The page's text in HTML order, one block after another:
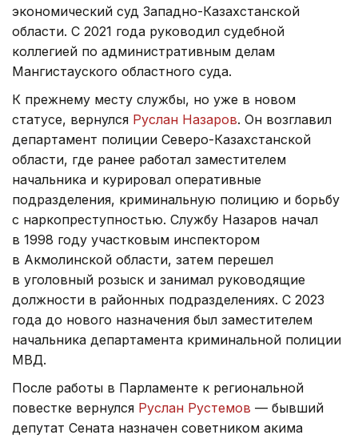
экономический суд Западно-Казахстанской
области. С 2021 года руководил судебной
коллегией по административным делам
Мангистауского областного суда.
К прежнему месту службы, но уже в новом
статусе, вернулся Руслан Назаров. Он возглавил
департамент полиции Северо-Казахстанской
области, где ранее работал заместителем
начальника и курировал оперативные
подразделения, криминальную полицию и борьбу
с наркопреступностью. Службу Назаров начал
в 1998 году участковым инспектором
в Акмолинской области, затем перешел
в уголовный розыск и занимал руководящие
должности в районных подразделениях. С 2023
года до нового назначения был заместителем
начальника департамента криминальной полиции
МВД.
После работы в Парламенте к региональной
повестке вернулся Руслан Рустемов — бывший
депутат Сената назначен советником акима